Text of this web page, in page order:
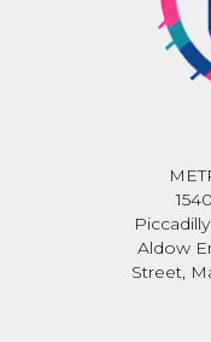
Aldow
Street,